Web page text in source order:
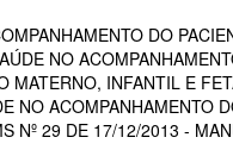
DO
NO
MATERNO, INFANTIL E
NO ACOMPANHAMENTO
Nº 29 DE 17/12/2013 -